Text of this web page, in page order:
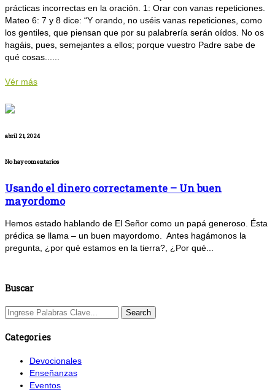
prácticas incorrectas en la oración. 1: Orar con vanas repeticiones.
Mateo 6: 7 y 8 dice: “Y orando, no uséis vanas repeticiones, como
los gentiles, que piensan que por su palabrería serán oídos. No os
hagáis, pues, semejantes a ellos; porque vuestro Padre sabe de
qué cosas......
Vér más
abril 21, 2024
No hay comentarios
Usando el dinero correctamente – Un buen
mayordomo
Hemos estado hablando de El Señor como un papá generoso. Ésta
prédica se llama – un buen mayordomo. Antes hagámonos la
pregunta, ¿por qué estamos en la tierra?, ¿Por qué...
Buscar
Categories
Devocionales
Enseñanzas
Eventos